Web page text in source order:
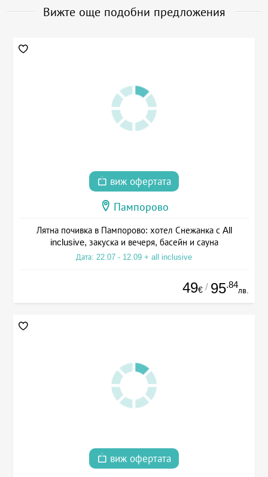
Вижте още подобни предложения
виж офертата
Пампорово
Лятна почивка в Пампорово: хотел Снежанка с All
inclusive, закуска и вечеря, басейн и сауна
Дата: 22.07 - 12.09 + all inclusive
49€ / 95.84
лв.
виж офертата